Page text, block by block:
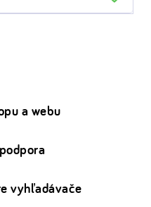
a webu
vyhľadávače